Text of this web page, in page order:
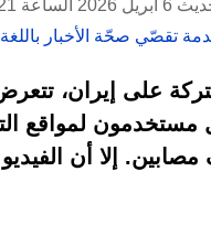
الساعة 16:21
تقصّي صحّة الأخبار باللغة
على إيران،
لمواقع
إلا أن الفيديو